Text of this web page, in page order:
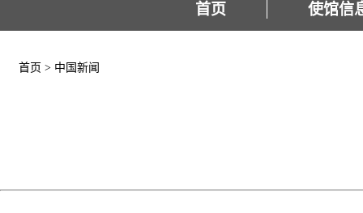
首页 使馆信
首页 > 中国新闻